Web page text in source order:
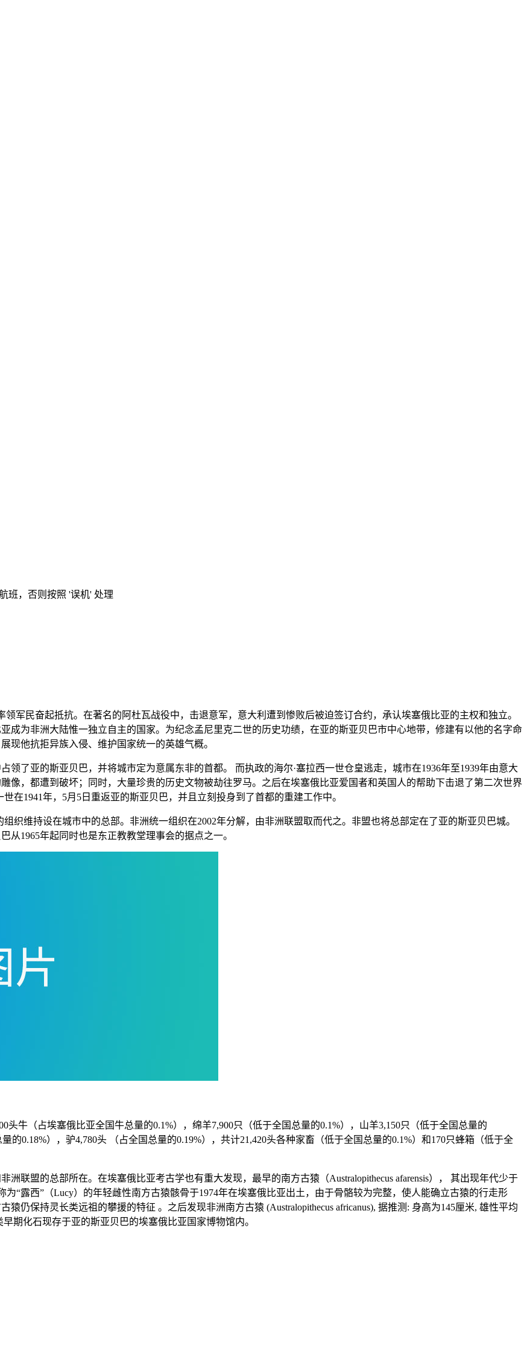
班，否则按照 '误机' 处理
军民奋起抵抗。在著名的阿杜瓦战役中，击退意军，意大利遭到惨败后被迫签订合约，承认埃塞俄比亚的主权和独立。
成为非洲大陆惟一独立自主的国家。为纪念孟尼里克二世的历史功绩，在亚的斯亚贝巴市中心地带，修建有以他的名字命
现他抗拒异族入侵、维护国家统一的英雄气概。
领了亚的斯亚贝巴，并将城市定为意属东非的首都。 而执政的海尔·塞拉西一世仓皇逃走，城市在1936年至1939年由意大
像，都遭到破坏；同时，大量珍贵的历史文物被劫往罗马。之后在埃塞俄比亚爱国者和英国人的帮助下击退了第二次世界
在1941年，5月5日重返亚的斯亚贝巴，并且立刻投身到了首都的重建工作中。
织维持设在城市中的总部。非洲统一组织在2002年分解，由非洲联盟取而代之。非盟也将总部定在了亚的斯亚贝巴城。
1965年起同时也是东正教教堂理事会的据点之一。
牛（占埃塞俄比亚全国牛总量的0.1%），绵羊7,900只（低于全国总量的0.1%），山羊3,150只（低于全国总量的
的0.18%），驴4,780头 （占全国总量的0.19%），共计21,420头各种家畜（低于全国总量的0.1%）和170只蜂箱（低于全
联盟的总部所在。在埃塞俄比亚考古学也有重大发现，最早的南方古猿（Australopithecus afarensis）， 其出现年代少于
“露西”（Lucy）的年轻雌性南方古猿骸骨于1974年在埃塞俄比亚出土，由于骨骼较为完整，使人能确立古猿的行走形
仍保持灵长类远祖的攀援的特征 。之后发现非洲南方古猿 (Australopithecus africanus), 据推测: 身高为145厘米, 雄性平均
期化石现存于亚的斯亚贝巴的埃塞俄比亚国家博物馆内。